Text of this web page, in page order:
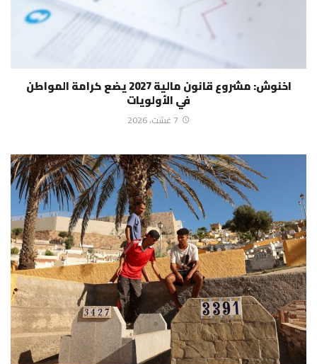
اخنوش: مشروع قانون مالية 2027 يضع كرامة المواطن
في الأولويات
7 غشت، 2026